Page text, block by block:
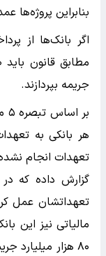
بنابراین
اگر بانک‌ها از
جریمه بپردازند.
تعهدات انجام
مالیاتی نیز این
۸۰ هزار